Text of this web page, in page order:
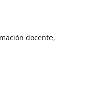
docente,